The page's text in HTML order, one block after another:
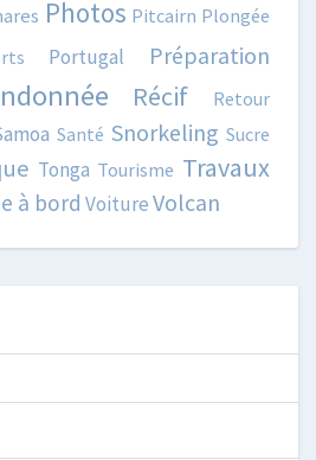
Photos Pitcairn Plongée
Portugal Préparation
Récif
Retour
Santé Snorkeling Sucre
Tonga Tourisme Travaux
à bord VoitureVolcan